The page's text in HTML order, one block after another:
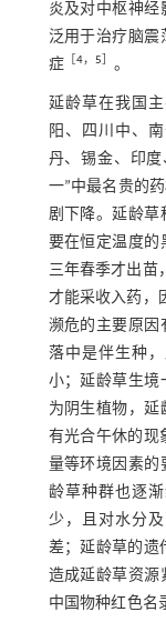
炎及对中枢神经
泛用于治疗脑震
症［ 4， 5 。
延龄草在我国
阳、四川中、
丹、锡金、印
一”中最名贵的
剧下降。延龄草
要在恒定温度的
三年春季才出苗
才能采收入药，
濒危的主要原因
落中是伴生种
小；延龄草生境
为阴生植物，
有光合午休的现
量等环境因素的
龄草种群也逐
少，且对水分
差；延龄草的遗
造成延龄草资源
中国物种红色名